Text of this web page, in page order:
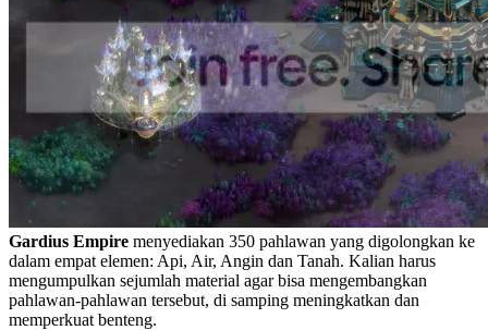
Gardius Empire menyediakan 350 pahlawan yang digolongkan ke
dalam empat elemen: Api, Air, Angin dan Tanah. Kalian harus
mengumpulkan sejumlah material agar bisa mengembangkan
pahlawan-pahlawan tersebut, di samping meningkatkan dan
memperkuat benteng.